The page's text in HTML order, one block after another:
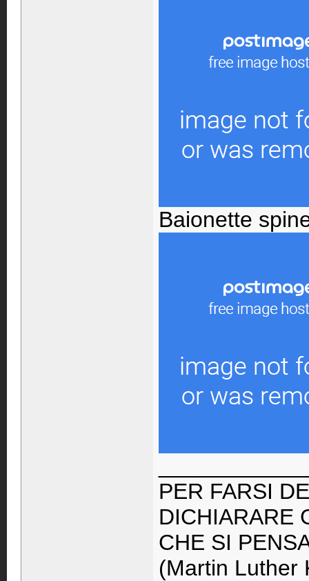
Baionette
PER FARSI
DICHIARARE
CHE SI
(Martin Luther